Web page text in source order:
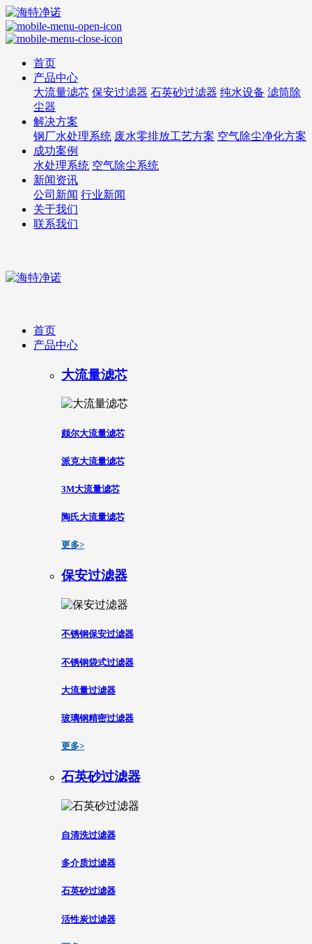
首页
产品中心
大流量滤芯 保安过滤器 石英砂过滤器 纯水设备 滤筒除
尘器
解决方案
钢厂水处理系统 废水零排放工艺方案 空气除尘净化方案
成功案例
水处理系统 空气除尘系统
新闻资讯
公司新闻 行业新闻
关于我们
联系我们
首页
产品中心
大流量滤芯
颇尔大流量滤芯
派克大流量滤芯
3M大流量滤芯
陶氏大流量滤芯
更多>
保安过滤器
不锈钢保安过滤器
不锈钢袋式过滤器
大流量过滤器
玻璃钢精密过滤器
更多>
石英砂过滤器
自清洗过滤器
多介质过滤器
石英砂过滤器
活性炭过滤器